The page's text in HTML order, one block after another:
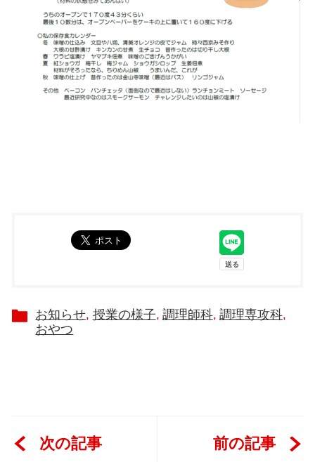
お知らせ 授業の様子 調理師科 調理専攻科
おやつ
次の記事 前の記事